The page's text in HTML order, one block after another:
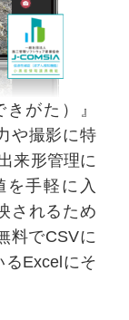
がた）』
や撮影に特
来形管理に
手軽に入
されるため
料でCSVに
Excelにそ